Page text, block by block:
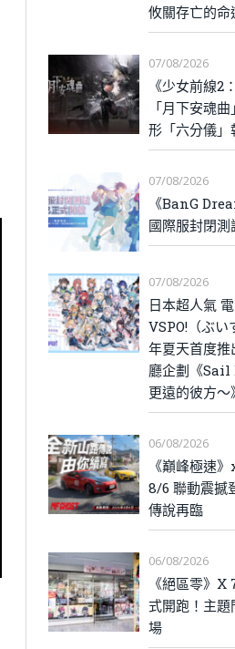
攸關存亡的命
07/08/2026
《少女前線2
「月下安魂
形「六分儀」
07/08/2026
《BanG
國際服封閉測
07/08/2026
日本超人氣
VSPO!（ぶい
年夏天首度
廳企劃《Sail
更遠的彼方～
06/08/2026
《巔峰極速
8/6 聯動震撼
傳說再臨
06/08/2026
《絕區零》
式開跑！主
場